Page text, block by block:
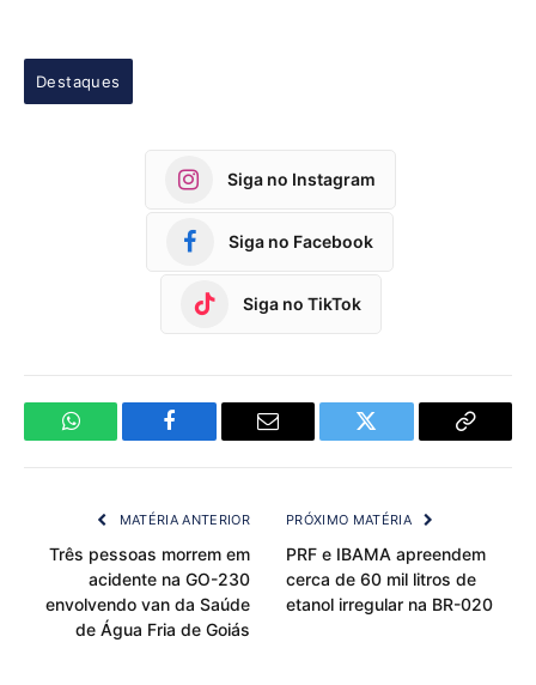
Destaques
Siga no Instagram
Siga no Facebook
Siga no TikTok
WhatsApp Facebook Email Twitter
Copy
MATÉRIA ANTERIOR
Três pessoas morrem em
acidente na GO-230
envolvendo van da Saúde
de Água Fria de Goiás
PRÓXIMO MATÉRIA
PRF e IBAMA apreendem
cerca de 60 mil litros de
etanol irregular na BR-020